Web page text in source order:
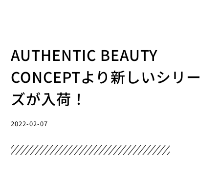
AUTHENTIC BEAUTY
CONCEPTより新しいシリー
ズが入荷！
2022-02-07